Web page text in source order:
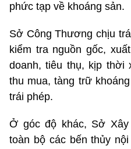
phức tạp về khoáng sản.
Sở Công Thương chịu
kiểm tra nguồn gốc,
doanh, tiêu thụ, kịp thời
thu mua, tàng trữ
trái phép.
Ở góc độ khác, Sở
toàn bộ các bến thủy